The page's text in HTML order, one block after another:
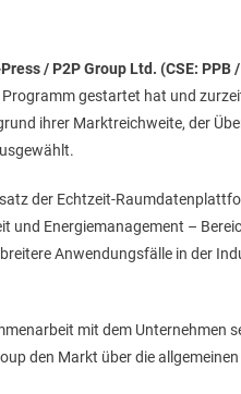
/ P2P Group Ltd. (CSE: PPB /
gestartet hat und
ihrer Marktreichweite, der
der Echtzeit-
und Energiemanagement –
Anwendungsfälle in der
mit dem Unternehmen
den Markt über die